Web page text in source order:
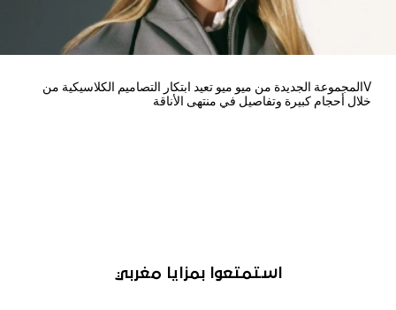
Vالمجموعة الجديدة من ميو ميو تعيد ابتكار التصاميم الكلاسيكية من
خلال أحجام كبيرة وتفاصيل في منتهى الأناقة
استمتعوا بمزايا مغربي